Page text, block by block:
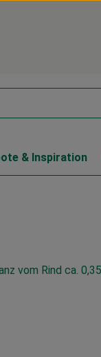
& Inspiration